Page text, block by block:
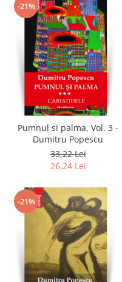
-21%
Pumnul si palma, Vol. 3 -
Dumitru Popescu
33,22 Lei
26,24 Lei
-21%